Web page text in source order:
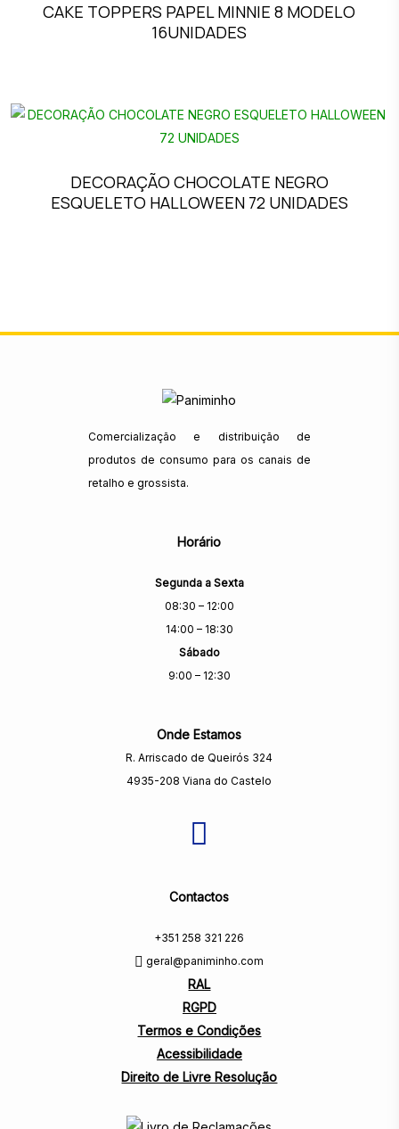
CAKE TOPPERS PAPEL MINNIE 8 MODELO
16UNIDADES
DECORAÇÃO CHOCOLATE NEGRO
ESQUELETO HALLOWEEN 72 UNIDADES
Comercialização e distribuição de
produtos de consumo para os canais de
retalho e grossista.
Horário
Segunda a Sexta
08:30 – 12:00
14:00 – 18:30
Sábado
9:00 – 12:30
Onde Estamos
R. Arriscado de Queirós 324
4935-208 Viana do Castelo
Contactos
+351 258 321 226
geral@paniminho.com
RAL
RGPD
Termos e Condições
Acessibilidade
Direito de Livre Resolução